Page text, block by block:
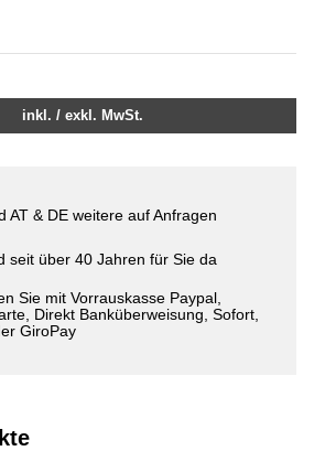
inkl. / exkl. MwSt.
AT & DE weitere auf Anfragen
seit über 40 Jahren für Sie da
Sie mit Vorrauskasse Paypal,
Direkt Banküberweisung, Sofort,
GiroPay